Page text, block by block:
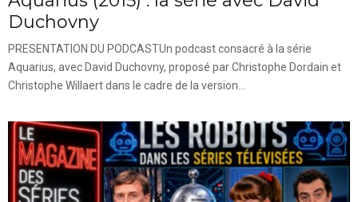
Duchovny
PRESENTATION DU PODCASTUn podcast consacré à la série
Aquarius, avec David Duchovny, proposé par Christophe Dordain et
Christophe Willaert dans le cadre de la version...